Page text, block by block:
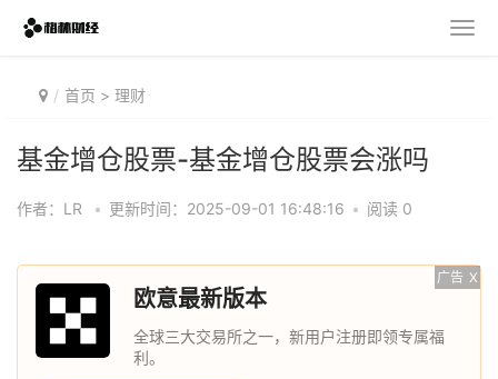
首页 > 理财
基金增仓股票-基金增仓股票会涨吗
作者：LR • 更新时间：2025-09-01 16:48:16 • 阅读 0
广告 X
欧意最新版本
全球三大交易所之一，新用户注册即领专属福
利。